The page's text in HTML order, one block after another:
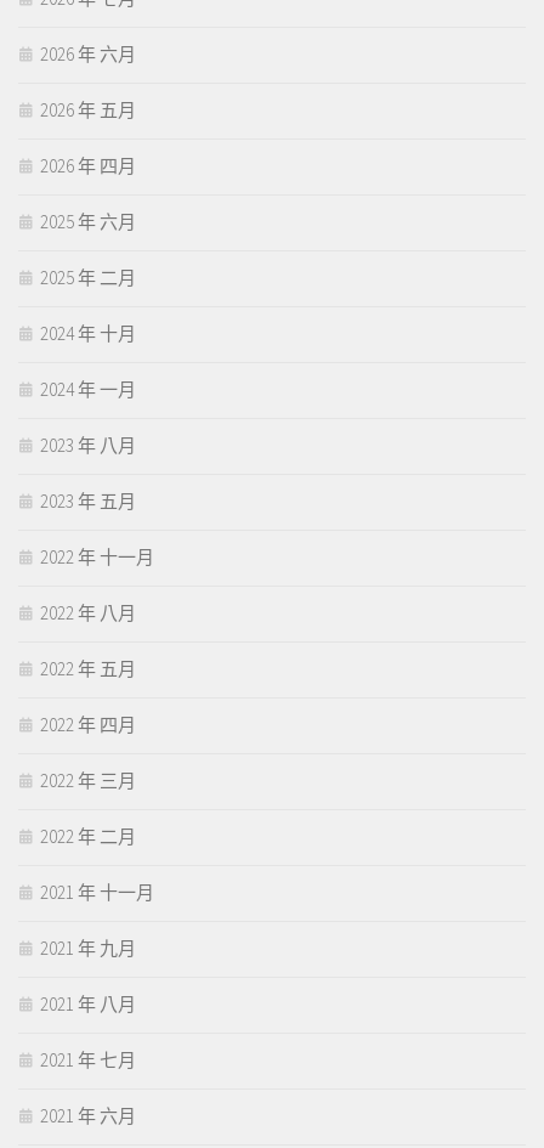
2026 年 六月
2026 年 五月
2026 年 四月
2025 年 六月
2025 年 二月
2024 年 十月
2024 年 一月
2023 年 八月
2023 年 五月
2022 年 十一月
2022 年 八月
2022 年 五月
2022 年 四月
2022 年 三月
2022 年 二月
2021 年 十一月
2021 年 九月
2021 年 八月
2021 年 七月
2021 年 六月